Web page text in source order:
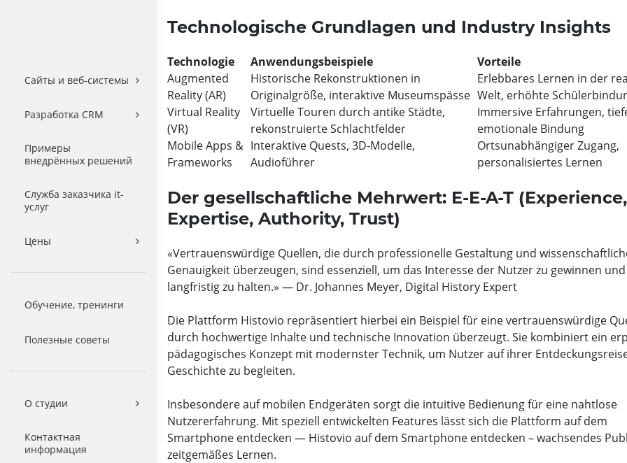
Сайты и веб-системы
Разработка CRM
Примеры
внедрённых решений
Служба заказчика it-
услуг
Цены
Обучение, тренинги
Полезные советы
О студии
Контактная
информация
Technologische Grundlagen und Industry Insights
Technologie Anwendungsbeispiele
Vorteile
Augmented
Reality (AR)
Historische Rekonstruktionen in
Originalgröße, interaktive Museumspässe
Erlebbares Lernen in der
Welt, erhöhte
Virtual Reality
(VR)
Virtuelle Touren durch antike Städte,
rekonstruierte Schlachtfelder
Immersive Erfahrungen,
emotionale Bindung
Mobile Apps &
Frameworks
Interaktive Quests, 3D-Modelle,
Audioführer
Ortsunabhängiger Zugang,
personalisiertes Lernen
Der gesellschaftliche Mehrwert: E-E-A-T (Experience,
Expertise, Authority, Trust)
«Vertrauenswürdige Quellen, die durch professionelle Gestaltung und
Genauigkeit überzeugen, sind essenziell, um das Interesse der Nutzer zu gewinnen und
langfristig zu halten.» — Dr. Johannes Meyer, Digital History Expert
Die Plattform Histovio repräsentiert hierbei ein Beispiel für eine vertrauenswürdige
durch hochwertige Inhalte und technische Innovation überzeugt. Sie kombiniert ein
pädagogisches Konzept mit modernster Technik, um Nutzer auf ihrer
Geschichte zu begleiten.
Insbesondere auf mobilen Endgeräten sorgt die intuitive Bedienung für eine nahtlose
Nutzererfahrung. Mit speziell entwickelten Features lässt sich die Plattform auf dem
Smartphone entdecken — Histovio auf dem Smartphone entdecken – wachsendes
zeitgemäßes Lernen.